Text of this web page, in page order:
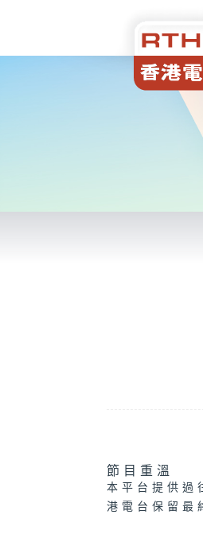
節目重溫
本平台提供過
港電台保留最